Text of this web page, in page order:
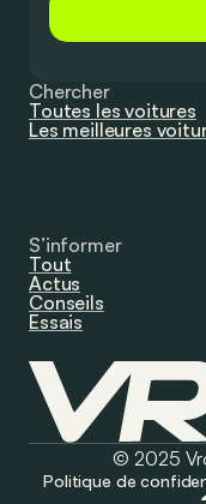
Chercher
Toutes les voitures
Les meilleures
S’informer
Tout
Actus
Conseils
Essais
© 2025
Politique de